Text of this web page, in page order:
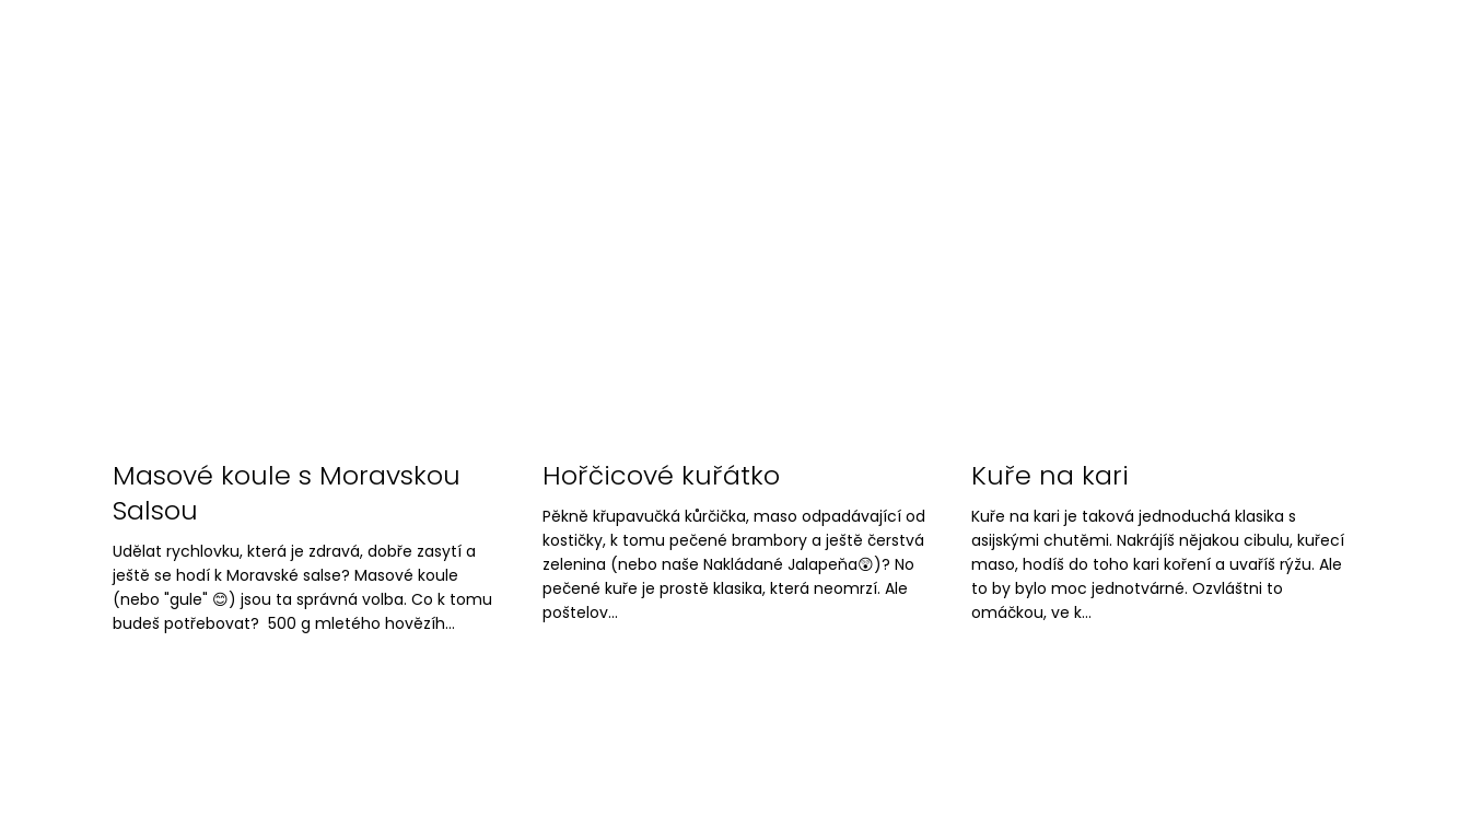
Masové koule s Moravskou
Salsou
Udělat rychlovku, která je zdravá, dobře zasytí a
ještě se hodí k Moravské salse? Masové koule
(nebo "gule" 😊) jsou ta správná volba. Co k tomu
budeš potřebovat? 500 g mletého hovězíh...
Hořčicové kuřátko
Pěkně křupavučká kůrčička, maso odpadávající od
kostičky, k tomu pečené brambory a ještě čerstvá
zelenina (nebo naše Nakládané Jalapeňa😲)? No
pečené kuře je prostě klasika, která neomrzí. Ale
poštelov...
Kuře na kari
Kuře na kari je taková jednoduchá klasika s
asijskými chutěmi. Nakrájíš nějakou cibulu, kuřecí
maso, hodíš do toho kari koření a uvaříš rýžu. Ale
to by bylo moc jednotvárné. Ozvláštni to
omáčkou, ve k...